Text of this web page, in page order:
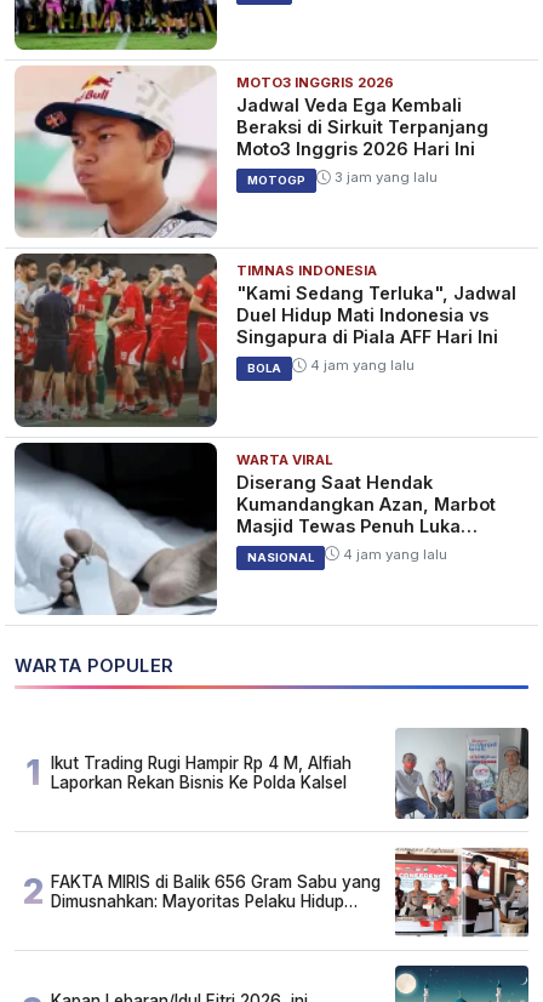
MOTO3 INGGRIS 2026
Jadwal Veda Ega Kembali
Beraksi di Sirkuit Terpanjang
Moto3 Inggris 2026 Hari Ini
MOTOGP 3 jam yang lalu
TIMNAS INDONESIA
"Kami Sedang Terluka", Jadwal
Duel Hidup Mati Indonesia vs
Singapura di Piala AFF Hari Ini
BOLA 4 jam yang lalu
WARTA VIRAL
Diserang Saat Hendak
Kumandangkan Azan, Marbot
Masjid Tewas Penuh Luka
Sabetan Samurai
NASIONAL 4 jam yang lalu
WARTA POPULER
1
Ikut Trading Rugi Hampir Rp 4 M, Alfiah
Laporkan Rekan Bisnis Ke Polda Kalsel
2 FAKTA MIRIS di Balik 656 Gram Sabu yang
Dimusnahkan: Mayoritas Pelaku Hidup